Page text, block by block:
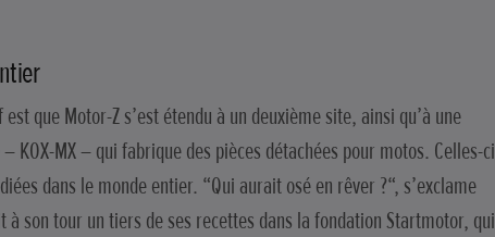
que Motor-Z s’est étendu à un deuxième site, ainsi qu’à une
KOX-MX – qui fabrique des pièces détachées pour motos. Celles-ci
dans le monde entier. “Qui aurait osé en rêver ?“, s’exclame
à son tour un tiers de ses recettes dans la fondation Startmotor, qui